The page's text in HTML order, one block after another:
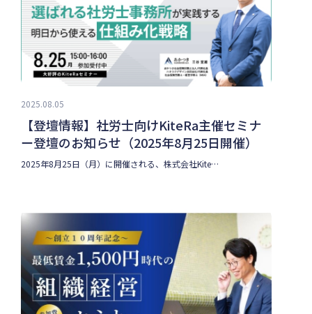
2025.08.05
【登壇情報】社労士向けKiteRa主催セミナ
ー登壇のお知らせ（2025年8月25日開催）
2025年8月25日（月）に開催される、株式会社Kite…